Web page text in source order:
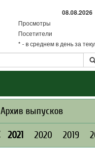
08.08.2026
Просмотры
Посетители
* - в среднем в день за
Архив выпусков
2021 2020 2019